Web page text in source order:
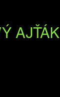
AJŤÁK